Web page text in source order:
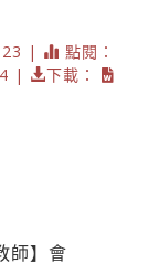
23 |
點閱：
|
下載：
師】會